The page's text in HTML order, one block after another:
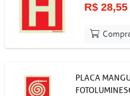
R$ 28,55
PLACA